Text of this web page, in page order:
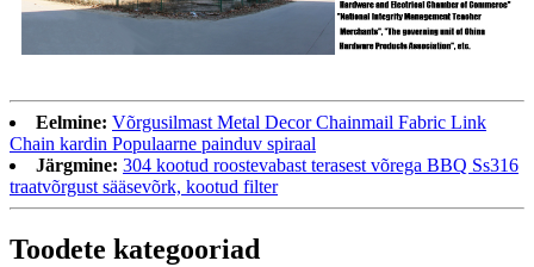
Eelmine: Võrgusilmast Metal Decor Chainmail Fabric Link
Chain kardin Populaarne painduv spiraal
Järgmine: 304 kootud roostevabast terasest võrega BBQ Ss316
traatvõrgust sääsevõrk, kootud filter
Toodete kategooriad